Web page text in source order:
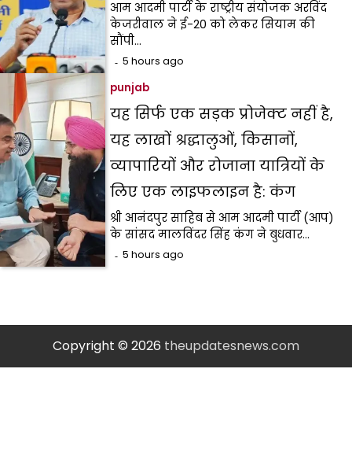
आम आदमी पार्टी के राष्ट्रीय संयोजक अरविंद
केजरीवाल ने ई-20 को लेकर सियाम की
सौंपी…
5 hours ago
punjab
यह सिर्फ एक सड़क प्रोजेक्ट नहीं है,
यह लाखों श्रद्धालुओं, किसानों,
व्यापारियों और रोजाना यात्रियों के
लिए एक लाइफलाइन है: कंग
श्री आनंदपुर साहिब से आम आदमी पार्टी (आप)
के सांसद मालविंदर सिंह कंग ने बुधवार…
5 hours ago
Copyright © 2026 theupdatesnews.com